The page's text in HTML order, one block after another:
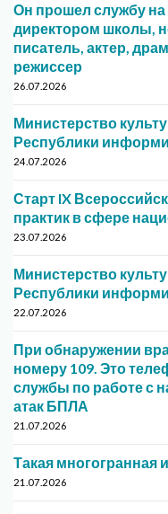
Он прошел службу
директором школы,
писатель, актер,
режиссер
26.07.2026
Министерство
Республики
24.07.2026
Старт IX
практик в сфере
23.07.2026
Министерство
Республики
22.07.2026
При обнаружении
номеру 109. Это
службы по работе с
атак БПЛА
21.07.2026
Такая многогранная
21.07.2026